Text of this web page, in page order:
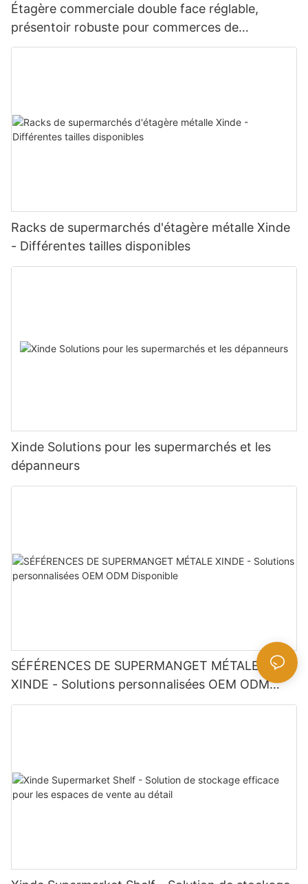
Étagère commerciale double face réglable,
présentoir robuste pour commerces de
proximité, épiceries et supermarchés.
Racks de supermarchés d'étagère métalle Xinde
- Différentes tailles disponibles
Xinde Solutions pour les supermarchés et les
dépanneurs
SÉFÉRENCES DE SUPERMANGET MÉTALE
XINDE - Solutions personnalisées OEM ODM
Disponible